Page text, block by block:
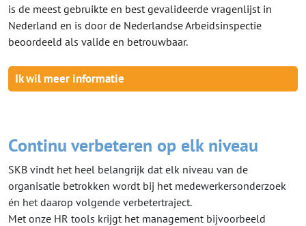
is de meest gebruikte en best gevalideerde vragenlijst in
Nederland en is door de Nederlandse Arbeidsinspectie
beoordeeld als valide en betrouwbaar.
Ik wil meer informatie
Continu verbeteren op elk niveau
SKB vindt het heel belangrijk dat elk niveau van de
organisatie betrokken wordt bij het medewerkersonderzoek
én het daarop volgende verbetertraject.
Met onze HR tools krijgt het management bijvoorbeeld